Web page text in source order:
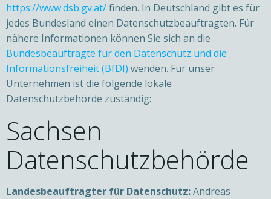
https://www.dsb.gv.at/finden. In Deutschland gibt es für
jedes Bundesland einen Datenschutzbeauftragten. Für
nähere Informationen können Sie sich an die
Bundesbeauftragte für den Datenschutz und die
Informationsfreiheit (BfDI) wenden. Für unser
Unternehmen ist die folgende lokale
Datenschutzbehörde zuständig:
Sachsen
Datenschutzbehörde
Landesbeauftragter für Datenschutz:Andreas